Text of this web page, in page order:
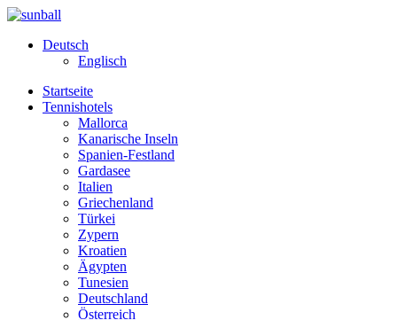
Deutsch
Englisch
Startseite
Tennishotels
Mallorca
Kanarische Inseln
Spanien-Festland
Gardasee
Italien
Griechenland
Türkei
Zypern
Kroatien
Ägypten
Tunesien
Deutschland
Österreich